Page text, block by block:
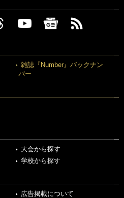
雑誌『Number』バックナン
バー
大会から探す
学校から探す
広告掲載について